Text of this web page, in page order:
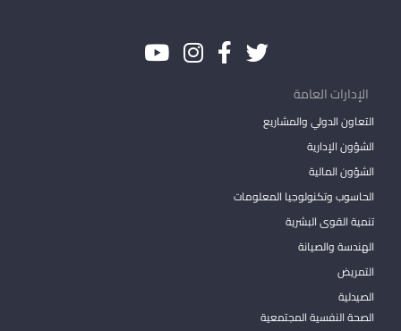
الإدارات العامة
التعاون الدولي والمشاريع
الشؤون الإدارية
الشؤون المالية
الحاسوب وتكنولوجيا المعلومات
تنمية القوى البشرية
الهندسة والصيانة
التمريض
الصيدلية
الصحة النفسية المجتمعية